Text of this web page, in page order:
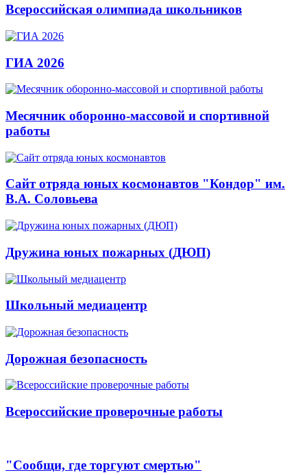
Всероссийская олимпиада школьников
ГИА 2026
Месячник оборонно-массовой и спортивной
работы
Сайт отряда юных космонавтов "Кондор" им.
В.А. Соловьева
Дружина юных пожарных (ДЮП)
Школьный медиацентр
Дорожная безопасность
Всероссийские проверочные работы
"Сообщи, где торгуют смертью"